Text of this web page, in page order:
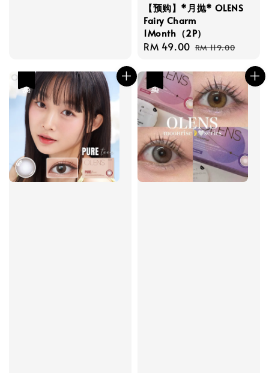
【预购】*月抛* OLENS
Fairy Charm
1Month（2P）
Sale
RM 49.00 Regular
RM 119.00